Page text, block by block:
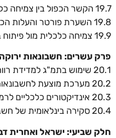
19.7 הקשר הכפול בין צמיחה כלכלית לאיכות הסביבה
19.8 השערת פורטר והעלות הכלכלית של אסדרה סביבתית
19.9 צמיחה כלכלית מול פיתוח בר קיימא: סיכום
פרק עשרים: חשבונאות ירוקה
20.1 שימוש בתמ"ג למדידת רווחה וקיימות
20.2 מערכת מוצעת לחשבונאות סביבתית — SEEA
20.3 אינדיקטורים כלכליים לרמת הפגיעה בסביבה
20.4 סקירה בינלאומית של חשבונות סביבתיים
חלק שביעי: ישראל ואחרית